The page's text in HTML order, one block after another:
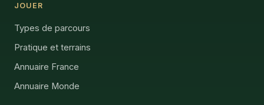
JOUER
Types de parcours
Pratique et terrains
Annuaire France
Annuaire Monde